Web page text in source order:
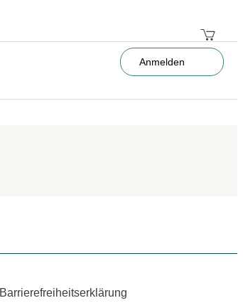
Anmelden
Barrierefreiheitserklärung